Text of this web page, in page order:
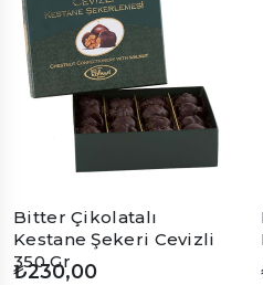
Bitter Çikolatalı
Kestane Şekeri Cevizli
350 Gr
₺230,00